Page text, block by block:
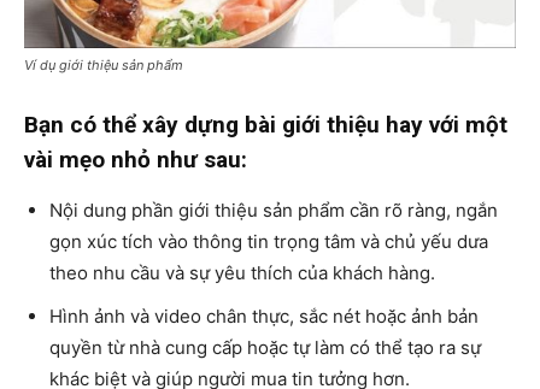
Ví dụ giới thiệu sản phẩm
Bạn có thể xây dựng bài giới thiệu hay với một
vài mẹo nhỏ như sau:
Nội dung phần giới thiệu sản phẩm cần rõ ràng, ngắn
gọn xúc tích vào thông tin trọng tâm và chủ yếu dưa
theo nhu cầu và sự yêu thích của khách hàng.
Hình ảnh và video chân thực, sắc nét hoặc ảnh bản
quyền từ nhà cung cấp hoặc tự làm có thể tạo ra sự
khác biệt và giúp người mua tin tưởng hơn.